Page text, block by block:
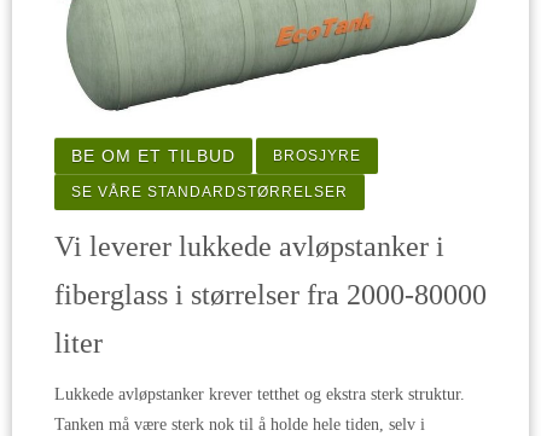
BE OM ET TILBUD BROSJYRE
SE VÅRE STANDARDSTØRRELSER
Vi leverer lukkede avløpstanker i
fiberglass i størrelser fra 2000-80000
liter
Lukkede avløpstanker krever tetthet og ekstra sterk struktur.
Tanken må være sterk nok til å holde hele tiden, selv i